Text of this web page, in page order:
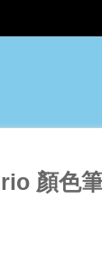
顏色